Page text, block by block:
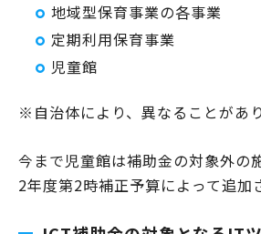
地域型保育事業の各事業
定期利用保育事業
児童館
※自治体により、異なることがあり
今まで児童館は補助金の対象外の
2年度第2時補正予算によって追加